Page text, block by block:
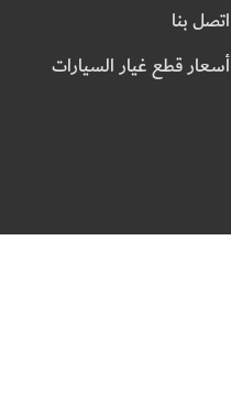
اتصل بنا
أسعار قطع غيار السيارات